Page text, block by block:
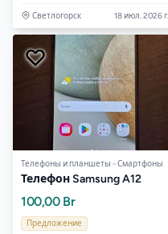
Светлогорск 18 июл. 2026 г.
Телефоны и планшеты - Смартфоны
Телефон Samsung A12
100,00 Br
Предложение